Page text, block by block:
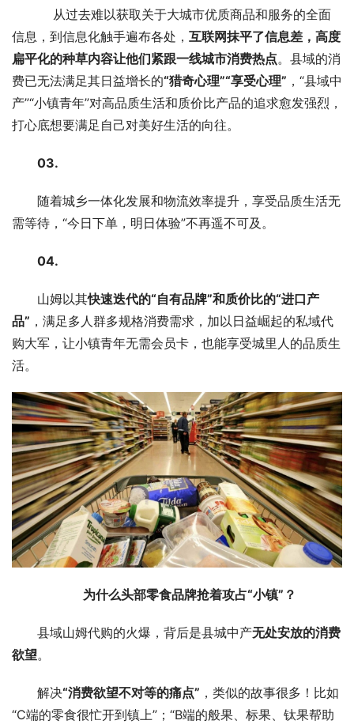
从过去难以获取关于大城市优质商品和服务的全面
信息，到信息化触手遍布各处， 互联网抹平了信息差，高度
扁平化的种草内容让他们紧跟一线城市消费热点。县域的消
费已无法满足其日益增长的“猎奇心理”“享受心理” ，“县域中
产”“小镇青年”对高品质生活和质价比产品的追求愈发强烈，
打心底想要满足自己对美好生活的向往。
03.
随着城乡一体化发展和物流效率提升，享受品质生活无
需等待，“今日下单，明日体验”不再遥不可及。
04.
山姆以其快速迭代的“自有品牌”和质价比的“进口产
品” ，满足多人群多规格消费需求，加以日益崛起的私域代
购大军，让小镇青年无需会员卡，也能享受城里人的品质生
活。
为什么头部零食品牌抢着攻占“小镇”？
县域山姆代购的火爆，背后是县城中产无处安放的消费
欲望。
解决“消费欲望不对等的痛点” ，类似的故事很多！比如
“C端的零食很忙开到镇上”；“B端的般果、标果、钛果帮助